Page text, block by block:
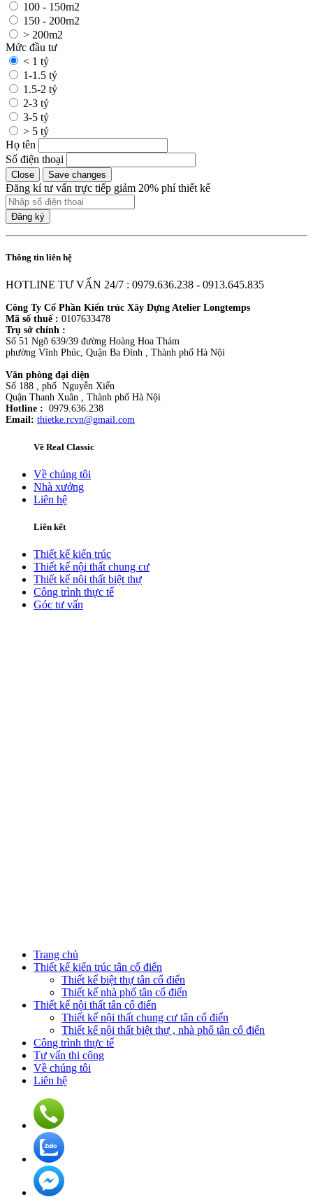
100 - 150m2
150 - 200m2
> 200m2
Mức đầu tư
< 1 tỷ
1-1.5 tỷ
1.5-2 tỷ
2-3 tỷ
3-5 tỷ
> 5 tỷ
Họ tên
Số điện thoại
Close Save changes
Đăng kí tư vấn trực tiếp giảm 20% phí thiết kế
Đăng ký
Thông tin liên hệ
HOTLINE TƯ VẤN 24/7 : 0979.636.238 - 0913.645.835
Công Ty Cổ Phần Kiến trúc Xây Dựng Atelier Longtemps
Mã số thuế : 0107633478
Trụ sở chính :
Số 51 Ngõ 639/39 đường Hoàng Hoa Thám
phường Vĩnh Phúc, Quận Ba Đình , Thành phố Hà Nội
Văn phòng đại diện
Số 188 , phố Nguyễn Xiển
Quận Thanh Xuân , Thành phố Hà Nội
Hotline : 0979.636.238
Email: thietke.rcvn@gmail.com
Về Real Classic
Về chúng tôi
Nhà xưởng
Liên hệ
Liên kết
Thiết kế kiến trúc
Thiết kế nội thất chung cư
Thiết kế nội thất biệt thự
Công trình thực tế
Góc tư vấn
Trang chủ
Thiết kế kiến trúc tân cổ điển
Thiết kế biệt thự tân cổ điển
Thiết kế nhà phố tân cổ điển
Thiết kế nội thất tân cổ điển
Thiết kế nội thất chung cư tân cổ điển
Thiết kế nội thất biệt thự , nhà phố tân cổ điển
Công trình thực tế
Tư vấn thi công
Về chúng tôi
Liên hệ